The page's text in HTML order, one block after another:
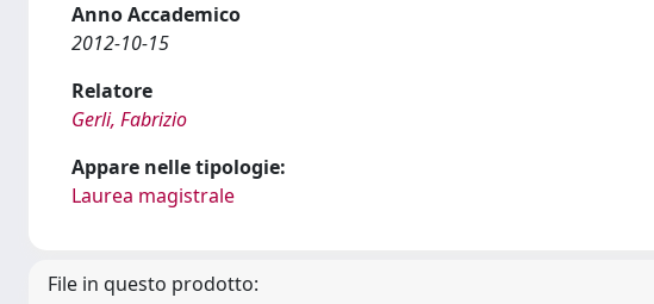
Anno Accademico
2012-10-15
Relatore
Gerli, Fabrizio
Appare nelle tipologie:
Laurea magistrale
File in questo prodotto: